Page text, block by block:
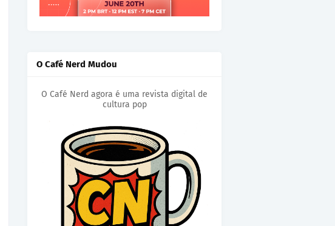
O Café Nerd Mudou
O Café Nerd agora é uma revista digital de
cultura pop